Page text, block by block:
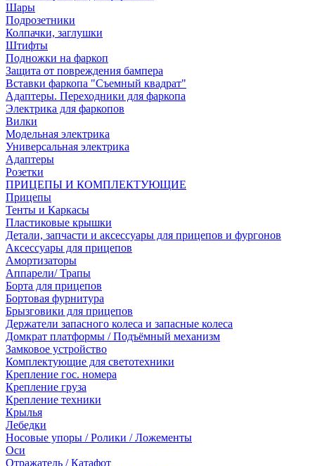
Шары
Подрозетники
Колпачки, заглушки
Штифты
Подножки на фаркоп
Защита от повреждения бампера
Вставки фаркопа "Съемный квадрат"
Адаптеры. Переходники для фаркопа
Электрика для фаркопов
Вилки
Модельная электрика
Универсальная электрика
Адаптеры
Розетки
ПРИЦЕПЫ И КОМПЛЕКТУЮЩИЕ
Прицепы
Тенты и Каркасы
Пластиковые крышки
Детали, запчасти и аксессуары для прицепов и фургонов
Аксессуары для прицепов
Амортизаторы
Аппарели/ Трапы
Борта для прицепов
Бортовая фурнитура
Брызговики для прицепов
Держатели запасного колеса и запасные колеса
Домкрат платформы / Подъёмный механизм
Замковое устройство
Комплектующие для светотехники
Крепление гос. номера
Крепление груза
Крепление техники
Крылья
Лебедки
Носовые упоры / Ролики / Ложементы
Оси
Отражатель / Катафот